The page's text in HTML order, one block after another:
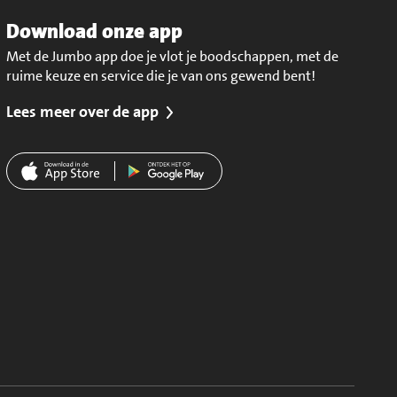
Download onze app
Met de Jumbo app doe je vlot je boodschappen, met de
ruime keuze en service die je van ons gewend bent!
Lees meer over de app